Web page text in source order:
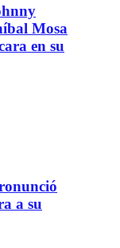
Mosa
en su
a su